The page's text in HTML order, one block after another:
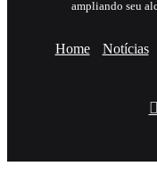
ampliando seu
Home Notícias